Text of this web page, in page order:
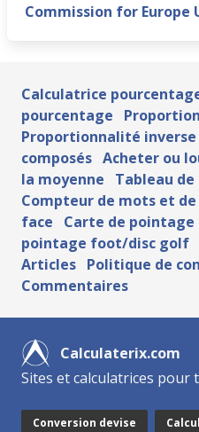
Commission for Europe
Calculatrice
pourcentage
Proportionnalité inverse
composés Acheter ou
la moyenne
Tableau
Compteur de mots et
face
Carte de
pointage foot/disc golf
Articles Politique de
Commentaires
Calculaterix.com
Sites et calculatrices pour
Conversion devise